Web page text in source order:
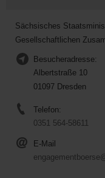
Sächsisches
Gesellschaftlichen
Besucheradresse:
Albertstraße 10
01097 Dresden
Telefon:
0351 564-58611
E-Mail